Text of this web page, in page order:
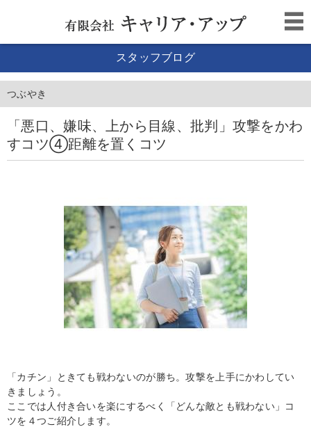
スタッフブログ
つぶやき
「悪口、嫌味、上から目線、批判」攻撃をかわ
すコツ④距離を置くコツ
「カチン」ときても戦わないのが勝ち。攻撃を上手にかわしてい
きましょう。
ここでは人付き合いを楽にするべく「どんな敵とも戦わない」コ
ツを４つご紹介します。